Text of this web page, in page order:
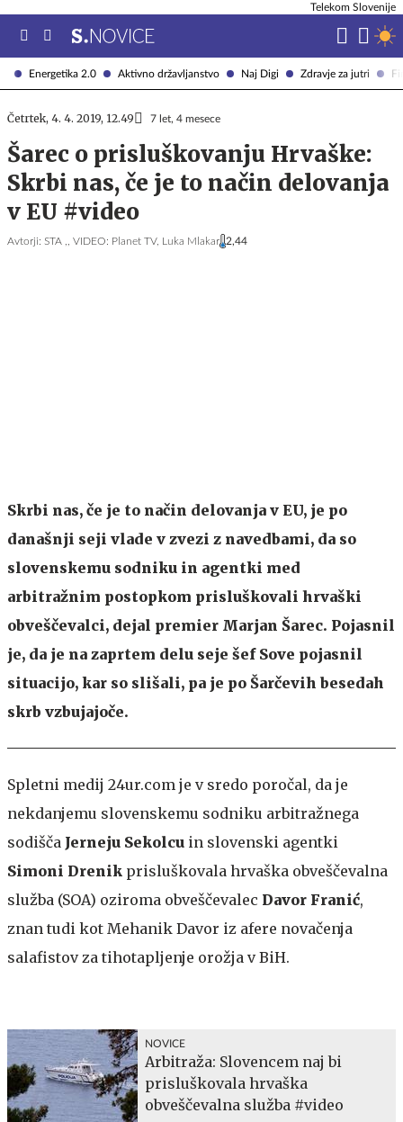
Energetika 2.0 Aktivno državljanstvo Naj Digi Zdravje za jutri
Telekom Slovenije
Četrtek, 4. 4. 2019, 12.49 7 let, 4 mesece
Šarec o prisluškovanju Hrvaške:
Skrbi nas, če je to način delovanja
v EU #video
Avtorji: STA ,, VIDEO: Planet TV, Luka Mlakar 2,44
Skrbi nas, če je to način delovanja v EU, je po
današnji seji vlade v zvezi z navedbami, da so
slovenskemu sodniku in agentki med
arbitražnim postopkom prisluškovali hrvaški
obveščevalci, dejal premier Marjan Šarec. Pojasnil
je, da je na zaprtem delu seje šef Sove pojasnil
situacijo, kar so slišali, pa je po Šarčevih besedah
skrb vzbujajoče.
Spletni medij 24ur.com je v sredo poročal, da je
nekdanjemu slovenskemu sodniku arbitražnega
sodišča Jerneju Sekolcu in slovenski agentki
Simoni Drenik prisluškovala hrvaška obveščevalna
služba (SOA) oziroma obveščevalec Davor Franić,
znan tudi kot Mehanik Davor iz afere novačenja
salafistov za tihotapljenje orožja v BiH.
NOVICE
Arbitraža: Slovencem naj bi
prisluškovala hrvaška
obveščevalna služba #video